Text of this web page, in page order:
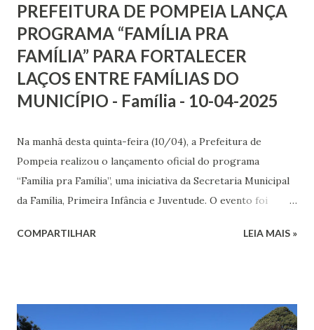
PREFEITURA DE POMPEIA LANÇA
PROGRAMA “FAMÍLIA PRA
FAMÍLIA” PARA FORTALECER
LAÇOS ENTRE FAMÍLIAS DO
MUNICÍPIO - Família - 10-04-2025
Na manhã desta quinta-feira (10/04), a Prefeitura de
Pompeia realizou o lançamento oficial do programa
“Família pra Família”, uma iniciativa da Secretaria Municipal
da Família, Primeira Infância e Juventude. O evento foi
contou com a presença de autoridades locais,
dispostas a apoiar outras famílias do município,
COMPARTILHAR LEIA MAIS »